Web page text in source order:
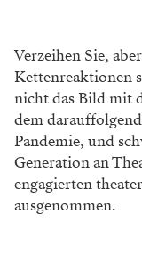
Verzeihen Sie,
Kettenreaktionen
nicht das Bild mit
dem
Pandemie, und
Generation an
engagierten
ausgenommen.